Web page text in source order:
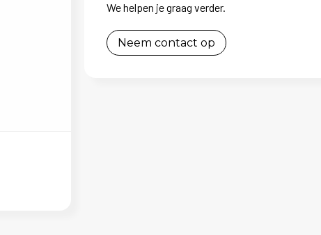
We helpen je graag verder.
Neem contact op